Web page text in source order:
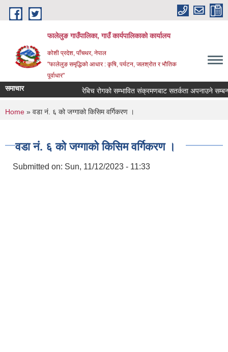
Skip to main content
फालेलुङ गाउँपालिका, गाउँ कार्यपालिकाको कार्यालय
कोशी प्रदेश, पाँचथर, नेपाल
"फालेलुङ समृद्धिको आधार : कृषि, पर्यटन, जलश्रोत र भौतिक
पूर्वाधार"
समाचार रेबिच रोगको सम्भावित संक्रमणबाट सतर्कता अपनाउने
You are here
Home » वडा नं. ६ को जग्गाको किसिम वर्गिकरण ।
वडा नं. ६ को जग्गाको किसिम वर्गिकरण ।
Submitted on: Sun, 11/12/2023 - 11:33